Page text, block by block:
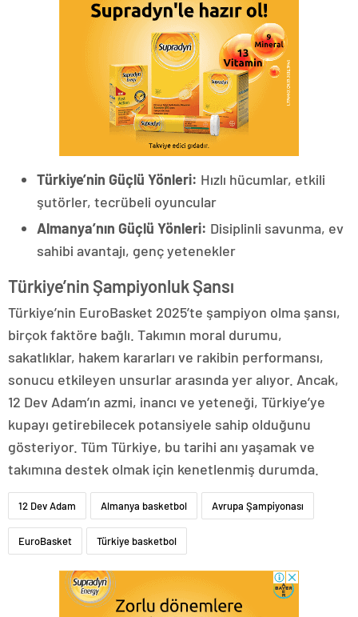
Türkiye’nin Güçlü Yönleri: Hızlı hücumlar, etkili
şutörler, tecrübeli oyuncular
Almanya’nın Güçlü Yönleri: Disiplinli savunma, ev
sahibi avantajı, genç yetenekler
Türkiye’nin Şampiyonluk Şansı
Türkiye’nin EuroBasket 2025’te şampiyon olma şansı,
birçok faktöre bağlı. Takımın moral durumu,
sakatlıklar, hakem kararları ve rakibin performansı,
sonucu etkileyen unsurlar arasında yer alıyor. Ancak,
12 Dev Adam’ın azmi, inancı ve yeteneği, Türkiye’ye
kupayı getirebilecek potansiyele sahip olduğunu
gösteriyor. Tüm Türkiye, bu tarihi anı yaşamak ve
takımına destek olmak için kenetlenmiş durumda.
12 Dev Adam Almanya basketbol Avrupa Şampiyonası
EuroBasket Türkiye basketbol